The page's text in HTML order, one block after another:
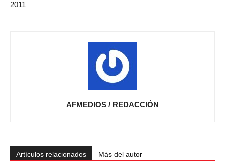
2011
AFMEDIOS / REDACCIÓN
Artículos relacionados Más del autor